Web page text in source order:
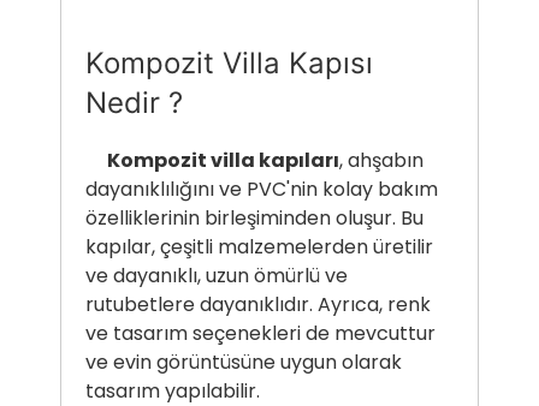
Kompozit Villa Kapısı
Nedir ?
Kompozit villa kapıları, ahşabın
dayanıklılığını ve PVC'nin kolay bakım
özelliklerinin birleşiminden oluşur. Bu
kapılar, çeşitli malzemelerden üretilir
ve dayanıklı, uzun ömürlü ve
rutubetlere dayanıklıdır. Ayrıca, renk
ve tasarım seçenekleri de mevcuttur
ve evin görüntüsüne uygun olarak
tasarım yapılabilir.